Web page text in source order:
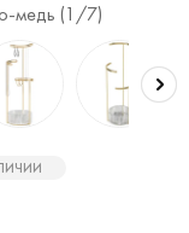
медь (1 /7)